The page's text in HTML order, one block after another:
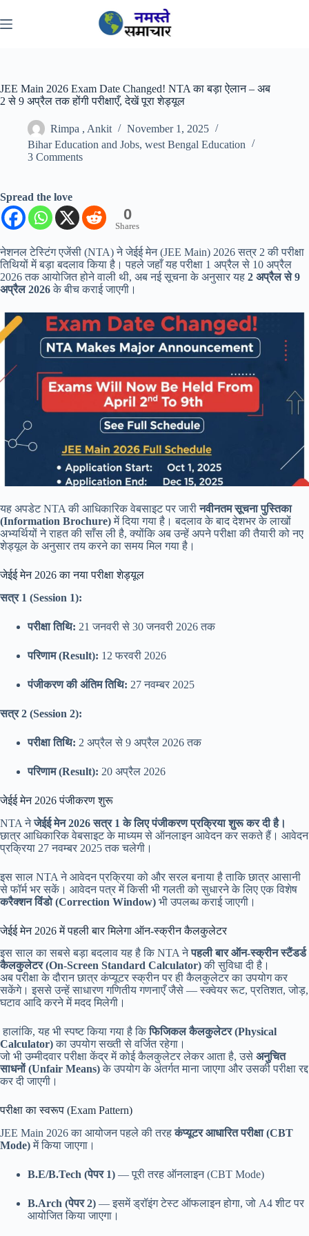
to
content
JEE Main 2026 Exam Date Changed! NTA का बड़ा ऐलान – अब
2 से 9 अप्रैल तक होंगी परीक्षाएँ, देखें पूरा शेड्यूल
Rimpa , Ankit
November 1, 2025
Bihar Education and Jobs, west Bengal Education
3 Comments
Spread the love
0
Shares
नेशनल टेस्टिंग एजेंसी (NTA) ने जेईई मेन (JEE Main) 2026 सत्र 2 की परीक्षा
तिथियों में बड़ा बदलाव किया है। पहले जहाँ यह परीक्षा 1 अप्रैल से 10 अप्रैल
2026 तक आयोजित होने वाली थी, अब नई सूचना के अनुसार यह 2 अप्रैल से 9
अप्रैल 2026के बीच कराई जाएगी।
यह अपडेट NTA की आधिकारिक वेबसाइट पर जारीनवीनतम सूचना पुस्तिका
(Information Brochure)में दिया गया है। बदलाव के बाद देशभर के लाखों
अभ्यर्थियों ने राहत की साँस ली है, क्योंकि अब उन्हें अपने परीक्षा की तैयारी को नए
शेड्यूल के अनुसार तय करने का समय मिल गया है।
जेईई मेन 2026 का नया परीक्षा शेड्यूल
सत्र 1 (Session 1):
परीक्षा तिथि: 21 जनवरी से 30 जनवरी 2026 तक
परिणाम (Result): 12 फरवरी 2026
पंजीकरण की अंतिम तिथि: 27 नवम्बर 2025
सत्र 2 (Session 2):
परीक्षा तिथि: 2 अप्रैल से 9 अप्रैल 2026 तक
परिणाम (Result): 20 अप्रैल 2026
जेईई मेन 2026 पंजीकरण शुरू
NTA नेजेईई मेन 2026 सत्र 1 के लिए पंजीकरण प्रक्रिया शुरू कर दी है।
छात्र आधिकारिक वेबसाइट के माध्यम से ऑनलाइन आवेदन कर सकते हैं। आवेदन
प्रक्रिया 27 नवम्बर 2025 तक चलेगी।
इस साल NTA ने आवेदन प्रक्रिया को और सरल बनाया है ताकि छात्र आसानी
से फॉर्म भर सकें। आवेदन पत्र में किसी भी गलती को सुधारने के लिए एक विशेष
करैक्शन विंडो (Correction Window) भी उपलब्ध कराई जाएगी।
जेईई मेन 2026 में पहली बार मिलेगा ऑन-स्क्रीन कैलकुलेटर
इस साल का सबसे बड़ा बदलाव यह है कि NTA नेपहली बार ऑन-स्क्रीन स्टैंडर्ड
कैलकुलेटर (On-Screen Standard Calculator)की सुविधा दी है।
अब परीक्षा के दौरान छात्र कंप्यूटर स्क्रीन पर ही कैलकुलेटर का उपयोग कर
सकेंगे। इससे उन्हें साधारण गणितीय गणनाएँ जैसे — स्क्वेयर रूट, प्रतिशत, जोड़,
घटाव आदि करने में मदद मिलेगी।
हालांकि, यह भी स्पष्ट किया गया है किफिजिकल कैलकुलेटर (Physical
Calculator)का उपयोग सख्ती से वर्जित रहेगा।
जो भी उम्मीदवार परीक्षा केंद्र में कोई कैलकुलेटर लेकर आता है, उसे अनुचित
साधनों (Unfair Means)के उपयोग के अंतर्गत माना जाएगा और उसकी परीक्षा रद्द
कर दी जाएगी।
परीक्षा का स्वरूप (Exam Pattern)
JEE Main 2026 का आयोजन पहले की तरहकंप्यूटर आधारित परीक्षा (CBT
Mode)में किया जाएगा।
B.E/B.Tech (पेपर 1) — पूरी तरह ऑनलाइन (CBT Mode)
B.Arch (पेपर 2) — इसमें ड्रॉइंग टेस्ट ऑफलाइन होगा, जो A4 शीट पर
आयोजित किया जाएगा।